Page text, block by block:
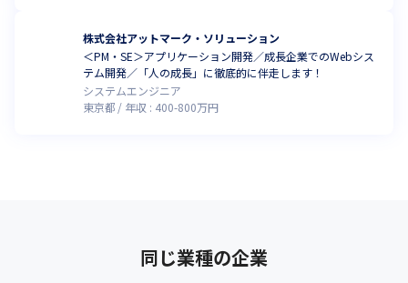
株式会社アットマーク・ソリューション
＜PM・SE＞アプリケーション開発／成長企業でのWebシス
テム開発／「人の成長」に徹底的に伴走します！
システムエンジニア
東京都
年収 : 400-800万円
同じ業種の企業